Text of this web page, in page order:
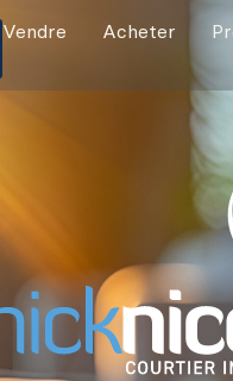
Vendre Acheter